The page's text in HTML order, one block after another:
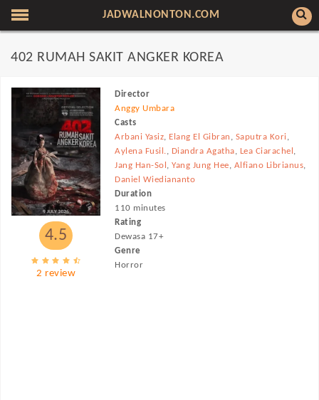
JADWALNONTON.COM
402 RUMAH SAKIT ANGKER KOREA
4.5
2 review
Director
Anggy Umbara
Casts
Arbani Yasiz, Elang El Gibran , Saputra Kori,
Aylena Fusil., Diandra Agatha, Lea Ciarachel ,
Jang Han-Sol ,Yang Jung Hee, Alfiano Librianus,
Daniel Wiediananto
Duration
110 minutes
Rating
Dewasa 17+
Genre
Horror